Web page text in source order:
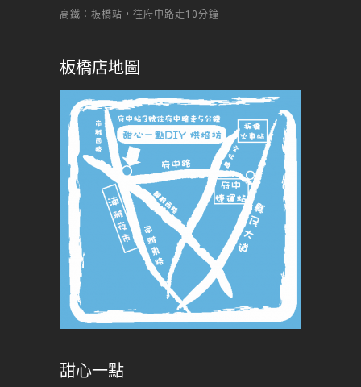
高鐵：板橋站，往府中路走10分鐘
板橋店地圖
甜心一點